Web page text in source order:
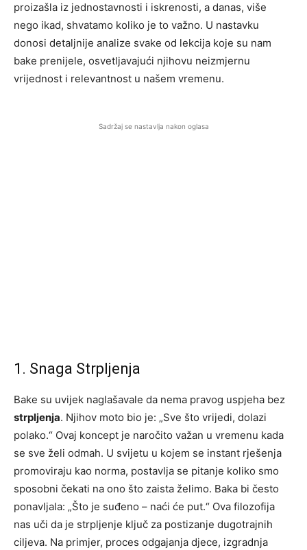
proizašla iz jednostavnosti i iskrenosti, a danas, više
nego ikad, shvatamo koliko je to važno. U nastavku
donosi detaljnije analize svake od lekcija koje su nam
bake prenijele, osvetljavajući njihovu neizmjernu
vrijednost i relevantnost u našem vremenu.
Sadržaj se nastavlja nakon oglasa
1. Snaga Strpljenja
Bake su uvijek naglašavale da nema pravog uspjeha bez
strpljenja. Njihov moto bio je: „Sve što vrijedi, dolazi
polako.“ Ovaj koncept je naročito važan u vremenu kada
se sve želi odmah. U svijetu u kojem se instant rješenja
promoviraju kao norma, postavlja se pitanje koliko smo
sposobni čekati na ono što zaista želimo. Baka bi često
ponavljala: „Što je suđeno – naći će put.“ Ova filozofija
nas uči da je strpljenje ključ za postizanje dugotrajnih
ciljeva. Na primjer, proces odgajanja djece, izgradnja